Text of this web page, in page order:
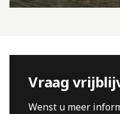
Vraag
Wenst u meer